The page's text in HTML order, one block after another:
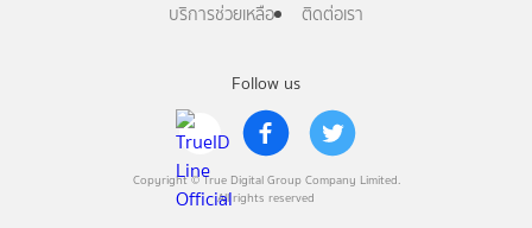
Follow us
Copyright © True Digital Group Company Limited.
All rights reserved
บริการช่วยเหลือ
ติดต่อเรา